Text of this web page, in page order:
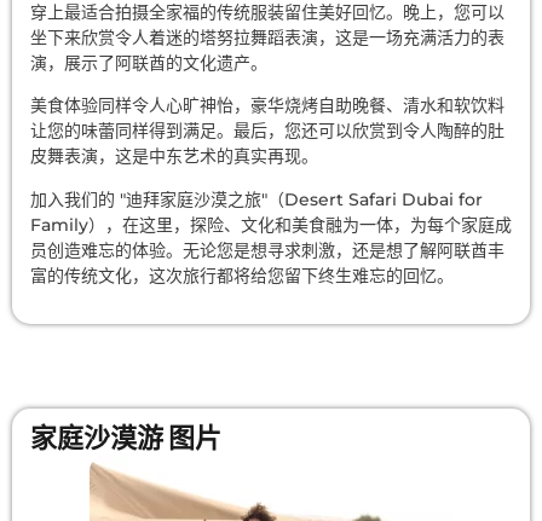
穿上最适合拍摄全家福的传统服装留住美好回忆。晚上，您可以
坐下来欣赏令人着迷的塔努拉舞蹈表演，这是一场充满活力的表
演，展示了阿联酋的文化遗产。
美食体验同样令人心旷神怡，豪华烧烤自助晚餐、清水和软饮料
让您的味蕾同样得到满足。最后，您还可以欣赏到令人陶醉的肚
皮舞表演，这是中东艺术的真实再现。
加入我们的 "迪拜家庭沙漠之旅"（Desert Safari Dubai for
Family），在这里，探险、文化和美食融为一体，为每个家庭成
员创造难忘的体验。无论您是想寻求刺激，还是想了解阿联酋丰
富的传统文化，这次旅行都将给您留下终生难忘的回忆。
家庭沙漠游 图片